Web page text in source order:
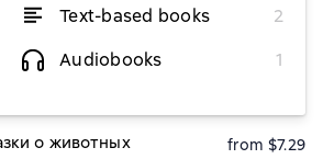
Text-based books
2
Audiobooks
1
в 2 года $3.40
сказок
о животных from $7.29